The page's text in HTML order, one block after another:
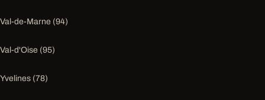
Val-de-Marne (94)
Val-d'Oise (95)
Yvelines (78)